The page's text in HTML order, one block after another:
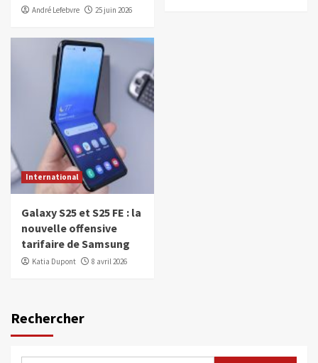
André Lefebvre 25 juin 2026
International
Galaxy S25 et S25 FE : la
nouvelle offensive
tarifaire de Samsung
Katia Dupont 8 avril 2026
Rechercher